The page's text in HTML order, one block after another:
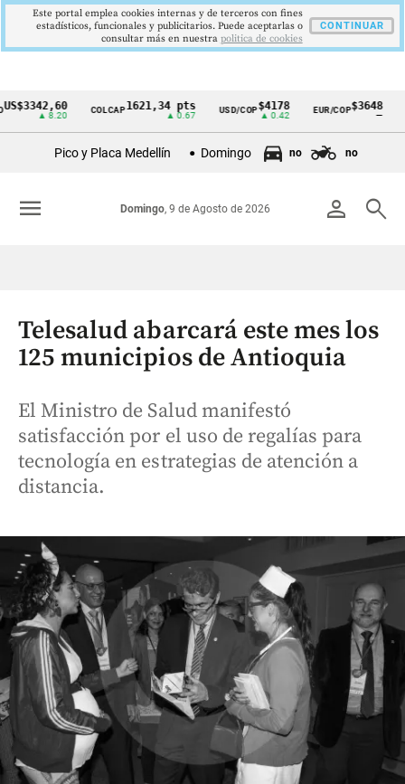
Cintillo
Colombia
COLCAP1621,34 pts USD/COP$4178
▲ 0.42
EUR/COP$3648
—
Pico y Placa Medellín Domingo no no
person search
Domingo, 9 de Agosto de 2026
menu
Telesalud abarcará este mes los
125 municipios de Antioquia
El Ministro de Salud manifestó
satisfacción por el uso de regalías para
tecnología en estrategias de atención a
distancia.
Este portal emplea cookies internas y de terceros con fines
estadísticos, funcionales y publicitarios. Puede aceptarlas o
consultar más en nuestra politica de cookies
CONTINUAR